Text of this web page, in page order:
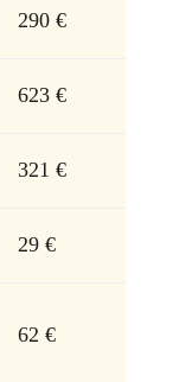
290 €
623 €
321 €
29 €
62 €